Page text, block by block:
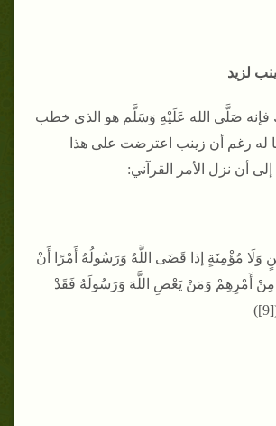
لزيد
فإنه صَلَّى الله عَلَيْهِ وَسَلَّم هو الذى خطب
له رغم أن زينب اعترضت على هذا
إلى أن نزل الأمر القرآني:
وَلَا مُؤْمِنَةٍ إذا قَضَى اللَّهُ وَرَسُولُهُ أَمْرًا أَنْ
مِنْ أَمْرِهِمْ وَمَنْ يَعْصِ اللَّهَ وَرَسُولَهُ فَقَدْ